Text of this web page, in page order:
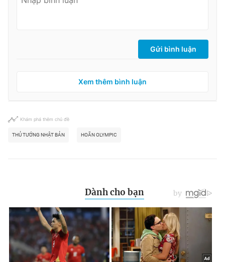
Gửi bình luận
Xem thêm bình luận
Khám phá thêm chủ đề
THỦ TƯỚNG NHẬT BẢN HOÃN OLYMPIC